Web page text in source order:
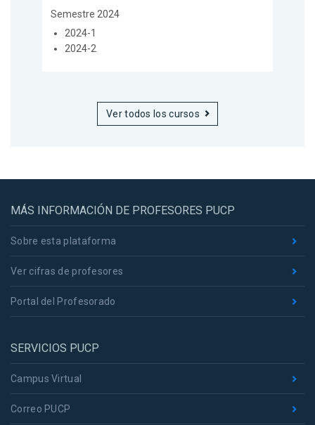
Semestre 2024
2024-1
2024-2
Ver todos los cursos
MÁS INFORMACIÓN DE PROFESORES PUCP
Sobre esta plataforma
Ver cifras de profesores
Portal del Profesorado
SERVICIOS PUCP
Campus Virtual
Correo PUCP